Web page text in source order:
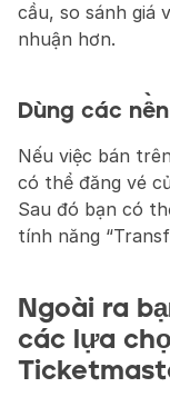
cầu, so sánh giá
nhuận hơn.
Dùng các
Nếu việc bán
có thể đăng vé
Sau đó bạn có
tính năng
Ngoài ra
các lựa